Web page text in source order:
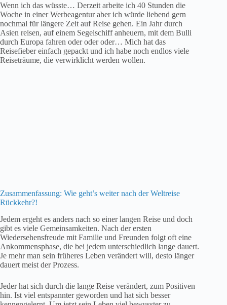
Wenn ich das wüsste… Derzeit arbeite ich 40 Stunden die
Woche in einer Werbeagentur aber ich würde liebend gern
nochmal für längere Zeit auf Reise gehen. Ein Jahr durch
Asien reisen, auf einem Segelschiff anheuern, mit dem Bulli
durch Europa fahren oder oder oder… Mich hat das
Reisefieber einfach gepackt und ich habe noch endlos viele
Reiseträume, die verwirklicht werden wollen.
Zusammenfassung: Wie geht’s weiter nach der Weltreise
Rückkehr?!
Jedem ergeht es anders nach so einer langen Reise und doch
gibt es viele Gemeinsamkeiten. Nach der ersten
Wiedersehensfreude mit Familie und Freunden folgt oft eine
Ankommensphase, die bei jedem unterschiedlich lange dauert.
Je mehr man sein früheres Leben verändert will, desto länger
dauert meist der Prozess.
Jeder hat sich durch die lange Reise verändert, zum Positiven
hin. Ist viel entspannter geworden und hat sich besser